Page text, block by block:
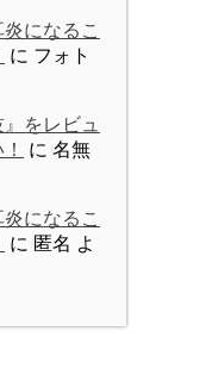
になるこ
に フォト
をレビュ
に 名無
になるこ
に 匿名 よ